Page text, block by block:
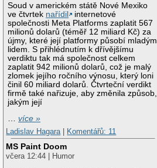
Soud v americkém státě Nové Mexiko
ve čtvrtek nařídil
internetové
společnosti Meta Platforms zaplatit 567
milionů dolarů (téměř 12 miliard Kč) za
újmy, které její platformy působí mladým
lidem. S přihlédnutím k dřívějšímu
verdiktu tak má společnost celkem
zaplatit 942 milionů dolarů, což je malý
zlomek jejího ročního výnosu, který loni
činil 60 miliard dolarů. Čtvrteční verdikt
firmě také nařizuje, aby změnila způsob,
jakým její
…více »
Ladislav Hagara
Komentářů: 11
MS Paint Doom
včera 12:44 | Humor